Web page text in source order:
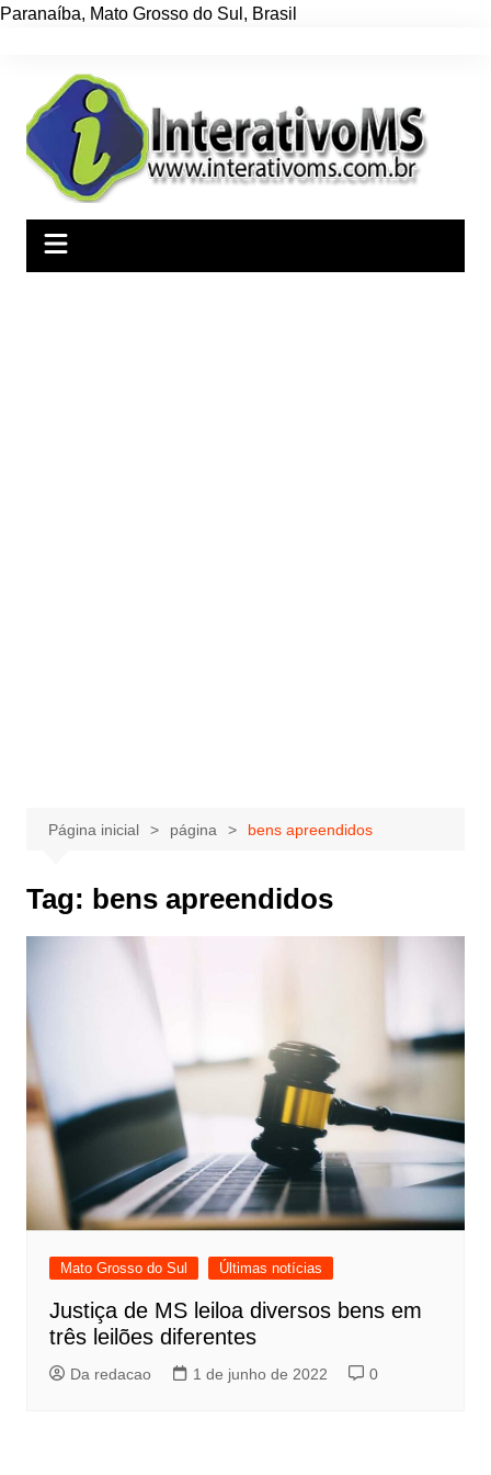
Paranaíba, Mato Grosso do Sul , Brasil
conteúdo
Página inicial página bens apreendidos
Tag: bens apreendidos
Mato Grosso do Sul Últimas notícias
Justiça de MS leiloa diversos bens em
três leilões diferentes
Da redacao 1 de junho de 2022 0